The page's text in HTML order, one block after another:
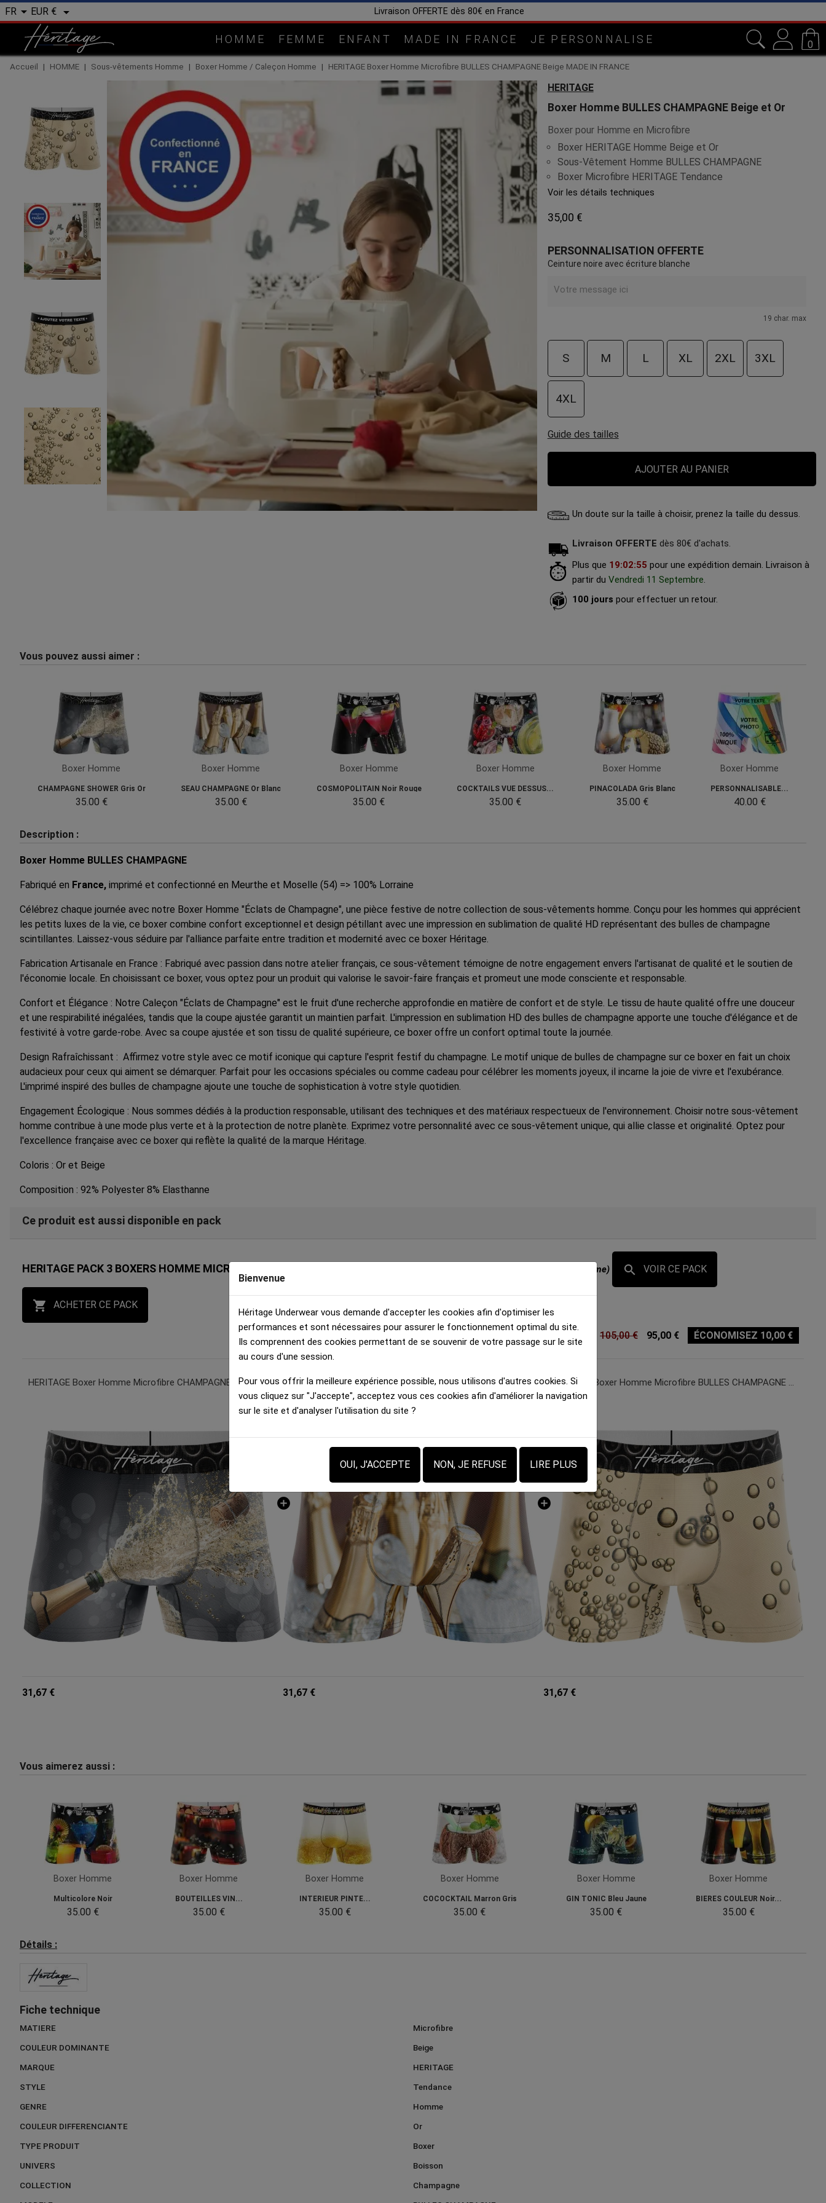
FR  EUR €  Fabrication artisanale dans notre atelier en Lorraine
HOMME FEMME ENFANT MADE IN FRANCE JE PERSONNALISE 0
Accueil HOMME Sous-vêtements Homme Boxer Homme / Caleçon Homme HERITAGE Boxer Homme Microfibre BULLES CHAMPAGNE Beige MADE IN FRANCE
HERITAGE
Boxer Homme BULLES CHAMPAGNE Beige et Or
Boxer pour Homme en Microfibre
Boxer HERITAGE Homme Beige et Or
Sous-Vêtement Homme BULLES CHAMPAGNE
Boxer Microfibre HERITAGE Tendance
Voir les détails techniques
35,00 €
PERSONNALISATION OFFERTE
Ceinture noire avec écriture blanche
19 char. max
S M L XL 2XL 3XL
4XL
Guide des tailles
AJOUTER AU PANIER
Un doute sur la taille à choisir, prenez la taille du dessus.
Livraison OFFERTE dès 80€ d'achats.
Plus que 19:02:54 pour une expédition demain. Livraison à
partir du Vendredi 11 Septembre.
100 jours pour effectuer un retour.
Vous pouvez aussi aimer :
Boxer Homme
CHAMPAGNE SHOWER Gris Or
35.00 €
Boxer Homme
SEAU CHAMPAGNE Or Blanc
35.00 €
Boxer Homme
COSMOPOLITAIN Noir Rouge
35.00 €
Boxer Homme
COCKTAILS VUE DESSUS...
35.00 €
Boxer Homme
PINACOLADA Gris Blanc
35.00 €
Boxer Homme
PERSONNALISABLE...
40.00 €
Description :
Boxer Homme BULLES CHAMPAGNE
Fabriqué en France, imprimé et confectionné en Meurthe et Moselle (54) => 100% Lorraine
Célébrez chaque journée avec notre Boxer Homme "Éclats de Champagne", une pièce festive de notre collection de sous-vêtements homme. Conçu pour les hommes qui apprécient
les petits luxes de la vie, ce boxer combine confort exceptionnel et design pétillant avec une impression en sublimation de qualité HD représentant des bulles de champagne
scintillantes. Laissez-vous séduire par l'alliance parfaite entre tradition et modernité avec ce boxer Héritage.
Fabrication Artisanale en France : Fabriqué avec passion dans notre atelier français, ce sous-vêtement témoigne de notre engagement envers l'artisanat de qualité et le soutien de
l'économie locale. En choisissant ce boxer, vous optez pour un produit qui valorise le savoir-faire français et promeut une mode consciente et responsable.
Confort et Élégance : Notre Caleçon "Éclats de Champagne" est le fruit d'une recherche approfondie en matière de confort et de style. Le tissu de haute qualité offre une douceur
et une respirabilité inégalées, tandis que la coupe ajustée garantit un maintien parfait. L'impression en sublimation HD des bulles de champagne apporte une touche d'élégance et de
festivité à votre garde-robe. Avec sa coupe ajustée et son tissu de qualité supérieure, ce boxer offre un confort optimal toute la journée.
Design Rafraîchissant : Affirmez votre style avec ce motif iconique qui capture l'esprit festif du champagne. Le motif unique de bulles de champagne sur ce boxer en fait un choix
audacieux pour ceux qui aiment se démarquer. Parfait pour les occasions spéciales ou comme cadeau pour célébrer les moments joyeux, il incarne la joie de vivre et l'exubérance.
L'imprimé inspiré des bulles de champagne ajoute une touche de sophistication à votre style quotidien.
Engagement Écologique : Nous sommes dédiés à la production responsable, utilisant des techniques et des matériaux respectueux de l'environnement. Choisir notre sous-vêtement
homme contribue à une mode plus verte et à la protection de notre planète. Exprimez votre personnalité avec ce sous-vêtement unique, qui allie classe et originalité. Optez pour
l'excellence française avec ce boxer qui reflète la qualité de la marque Héritage.
Coloris : Or et Beige
Composition : 92% Polyester 8% Elasthanne
Ce produit est aussi disponible en pack
HERITAGE PACK 3 BOXERS HOMME MICROFIBRE CHAMPAGNE OR GRIS MADE IN FRANCE (boxer-homme-calecon-homme)  VOIR CE PACK
 ACHETER CE PACK
105,00 € 95,00 € ÉCONOMISEZ 10,00 €
HERITAGE Boxer Homme Microfibre CHAMPAGNE SHOWER Gris MADE IN FRANCE
31,67 €
HERITAGE Boxer Homme Microfibre SEAU CHAMPAGNE Or MADE IN FRANCE
31,67 €
HERITAGE Boxer Homme Microfibre BULLES CHAMPAGNE Beige MADE IN FRANCE
31,67 €
Vous aimerez aussi :
Boxer Homme
Multicolore Noir
35.00 €
Boxer Homme
BOUTEILLES VIN...
35.00 €
Boxer Homme
INTERIEUR PINTE...
35.00 €
Boxer Homme
COCOCKTAIL Marron Gris
35.00 €
Boxer Homme
GIN TONIC Bleu Jaune
35.00 €
Boxer Homme
BIERES COULEUR Noir...
35.00 €
Détails :
Fiche technique
MATIERE
Microfibre
COULEUR DOMINANTE
Beige
MARQUE
HERITAGE
STYLE
Tendance
GENRE
Homme
COULEUR DIFFERENCIANTE
Or
TYPE PRODUIT
Boxer
UNIVERS
Boisson
COLLECTION
Champagne
Bienvenue
Héritage Underwear vous demande d'accepter les cookies afin d'optimiser les
performances et sont nécessaires pour assurer le fonctionnement optimal du site.
Ils comprennent des cookies permettant de se souvenir de votre passage sur le site
au cours d'une session.
Pour vous offrir la meilleure expérience possible, nous utilisons d'autres cookies. Si
vous cliquez sur "J'accepte", acceptez vous ces cookies afin d'améliorer la navigation
sur le site et d'analyser l'utilisation du site ?
OUI, J'ACCEPTE NON, JE REFUSE LIRE PLUS